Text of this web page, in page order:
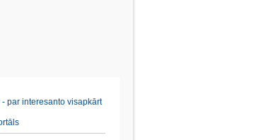
par interesanto visapkārt